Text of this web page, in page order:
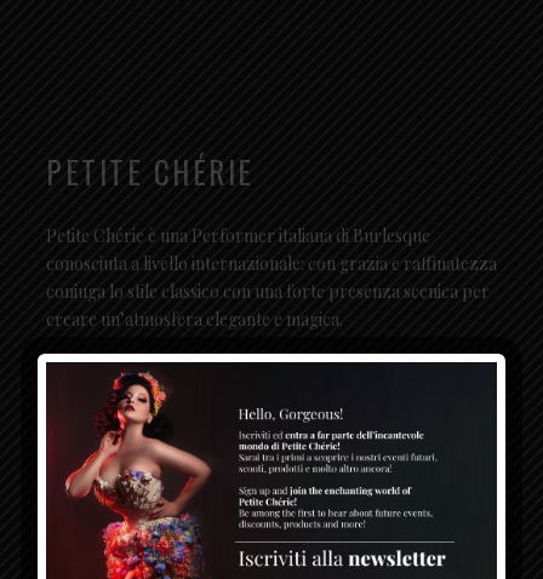
PETITE CHÉRIE
Petite Chérie è una Performer italiana di Burlesque
conosciuta a livello internazionale: con grazia e raffinatezza
coniuga lo stile classico con una forte presenza scenica per
creare un’atmosfera elegante e magica.
SOCIAL
CONTATTI